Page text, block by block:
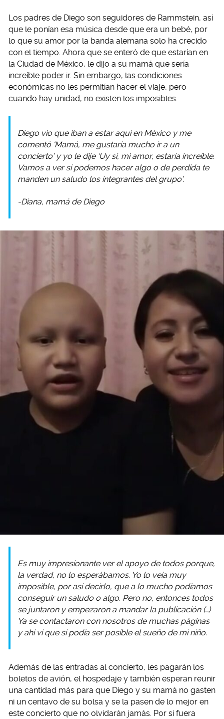
Los padres de Diego son seguidores de Rammstein, así
que le ponían esa música desde que era un bebé, por
lo que su amor por la banda alemana solo ha crecido
con el tiempo. Ahora que se enteró de que estarían en
la Ciudad de México, le dijo a su mamá que sería
increíble poder ir. Sin embargo, las condiciones
económicas no les permitían hacer el viaje, pero
cuando hay unidad, no existen los imposibles.
Diego vio que iban a estar aquí en México y me
comentó ‘Mamá, me gustaría mucho ir a un
concierto’ y yo le dije ‘Uy sí, mi amor, estaría increíble.
Vamos a ver si podemos hacer algo o de perdida te
manden un saludo los integrantes del grupo’.
-Diana, mamá de Diego
Es muy impresionante ver el apoyo de todos porque,
la verdad, no lo esperábamos. Yo lo veía muy
imposible, por así decirlo, que a lo mucho podíamos
conseguir un saludo o algo. Pero no, entonces todos
se juntaron y empezaron a mandar la publicación (…)
Ya se contactaron con nosotros de muchas páginas
y ahí vi que sí podía ser posible el sueño de mi niño.
Además de las entradas al concierto, les pagarán los
boletos de avión, el hospedaje y también esperan reunir
una cantidad más para que Diego y su mamá no gasten
ni un centavo de su bolsa y se la pasen de lo mejor en
este concierto que no olvidarán jamás. Por si fuera